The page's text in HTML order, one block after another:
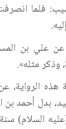
فلما
عن علي بن
وذكر مثله».
هذه الرواية،
بدل أحمد بن
السلام)